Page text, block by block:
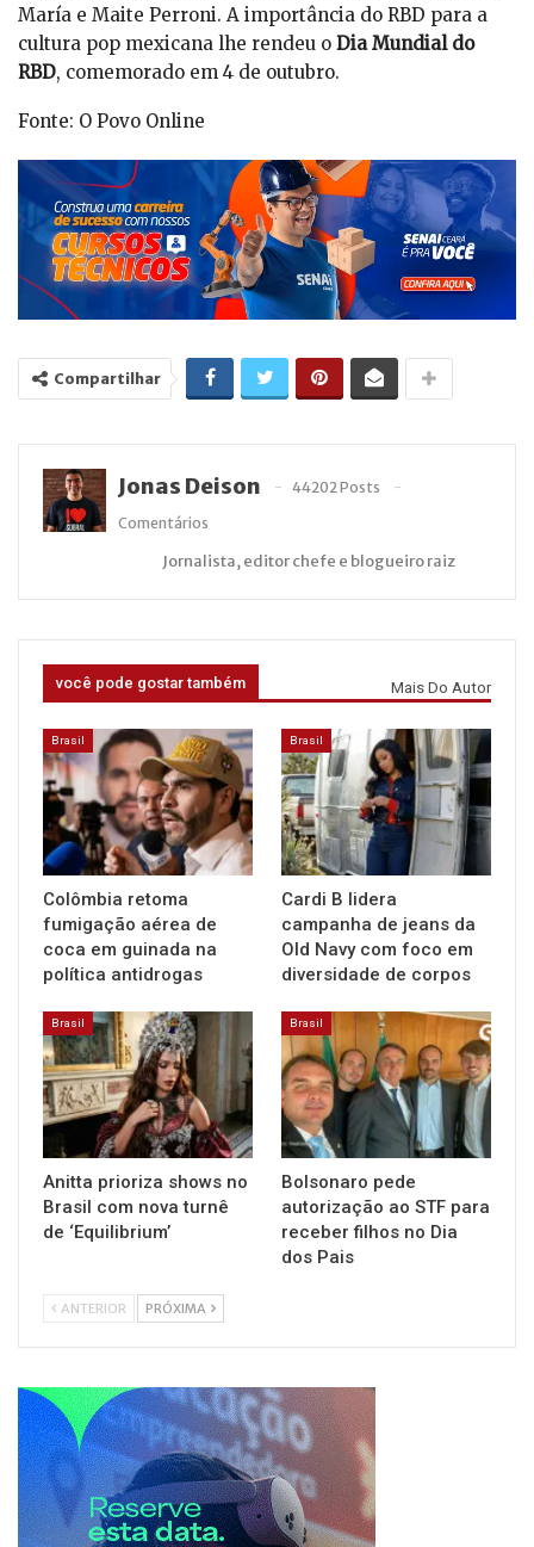
María e Maite Perroni. A importância do RBD para a
cultura pop mexicana lhe rendeu o Dia Mundial do
RBD, comemorado em 4 de outubro.
Fonte: O Povo Online
Compartilhar
Jonas Deison
44202 Posts
Comentários
Jornalista, editor chefe e blogueiro raiz
você pode gostar também Mais Do Autor
Brasil
Colômbia retoma
fumigação aérea de
coca em guinada na
política antidrogas
Brasil
Cardi B lidera
campanha de jeans da
Old Navy com foco em
diversidade de corpos
Brasil
Anitta prioriza shows no
Brasil com nova turnê
de ‘Equilibrium’
Brasil
Bolsonaro pede
autorização ao STF para
receber filhos no Dia
dos Pais
ANTERIOR PRÓXIMA